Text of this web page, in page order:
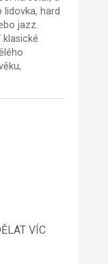
lidovka, hard
jazz.
klasické
VÍC